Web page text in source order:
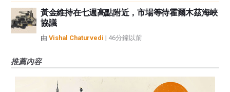
黃金維持在七週高點附近，市場等待霍爾木茲海峽
協議
由 Vishal Chaturvedi | 46分鐘以前
推薦內容